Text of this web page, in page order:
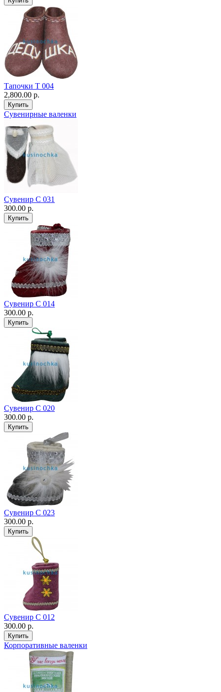
Тапочки Т 004
2,800.00 р.
Сувенирные валенки
Сувенир С 031
300.00 р.
Сувенир С 014
300.00 р.
Сувенир С 020
300.00 р.
Сувенир С 023
300.00 р.
Сувенир С 012
300.00 р.
Корпоративные валенки